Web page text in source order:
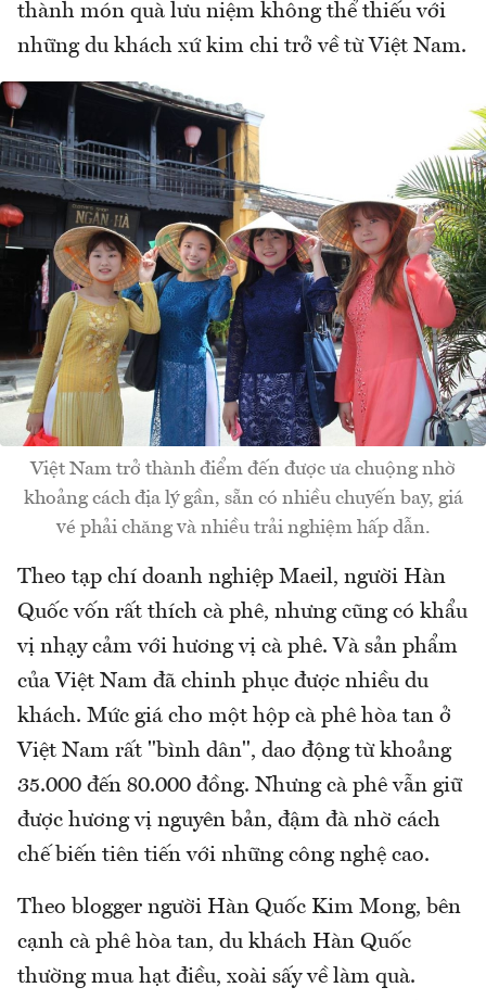
thành món quà lưu niệm không thể thiếu với
những du khách xứ kim chi trở về từ Việt Nam.
Việt Nam trở thành điểm đến được ưa chuộng nhờ
khoảng cách địa lý gần, sẵn có nhiều chuyến bay, giá
vé phải chăng và nhiều trải nghiệm hấp dẫn.
Theo tạp chí doanh nghiệp Maeil, người Hàn
Quốc vốn rất thích cà phê, nhưng cũng có khẩu
vị nhạy cảm với hương vị cà phê. Và sản phẩm
của Việt Nam đã chinh phục được nhiều du
khách. Mức giá cho một hộp cà phê hòa tan ở
Việt Nam rất "bình dân", dao động từ khoảng
35.000 đến 80.000 đồng. Nhưng cà phê vẫn giữ
được hương vị nguyên bản, đậm đà nhờ cách
chế biến tiên tiến với những công nghệ cao.
Theo blogger người Hàn Quốc Kim Mong, bên
cạnh cà phê hòa tan, du khách Hàn Quốc
thường mua hạt điều, xoài sấy về làm quà.